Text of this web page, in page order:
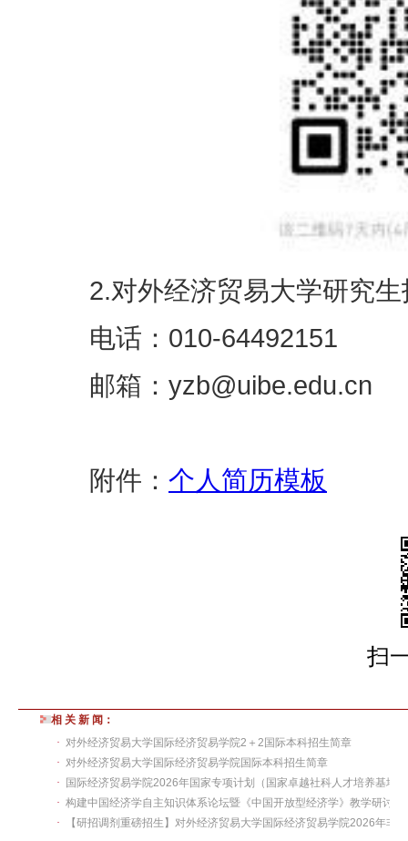
2.对外经济贸易大学研究
电话：010-64492151
邮箱：yzb@uibe.edu.cn
附件： 个人简历模板
扫
相 关 新 闻：